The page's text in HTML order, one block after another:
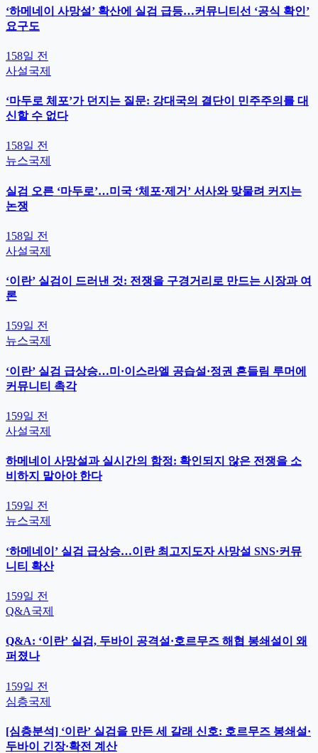
‘하메네이 사망설’ 확산에 실검 급등…커뮤니티선 ‘공식 확인’
요구도
158일 전
사설국제
‘마두로 체포’가 던지는 질문: 강대국의 결단이 민주주의를 대
신할 수 없다
158일 전
뉴스국제
실검 오른 ‘마두로’…미국 ‘체포·제거’ 서사와 맞물려 커지는
논쟁
158일 전
사설국제
‘이란’ 실검이 드러낸 것: 전쟁을 구경거리로 만드는 시장과 여
론
159일 전
뉴스국제
‘이란’ 실검 급상승…미·이스라엘 공습설·정권 흔들림 루머에
커뮤니티 촉각
159일 전
사설국제
하메네이 사망설과 실시간의 함정: 확인되지 않은 전쟁을 소
비하지 말아야 한다
159일 전
뉴스국제
‘하메네이’ 실검 급상승…이란 최고지도자 사망설 SNS·커뮤
니티 확산
159일 전
Q&A국제
Q&A: ‘이란’ 실검, 두바이 공격설·호르무즈 해협 봉쇄설이 왜
퍼졌나
159일 전
심층국제
[심층분석] ‘이란’ 실검을 만든 세 갈래 신호: 호르무즈 봉쇄설·
두바이 긴장·확전 계산